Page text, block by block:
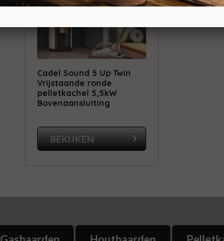
Cadel Sound 5 Up Twin
Vrijstaande ronde
pelletkachel 5,5kW
Bovenaansluiting
BEKIJKEN